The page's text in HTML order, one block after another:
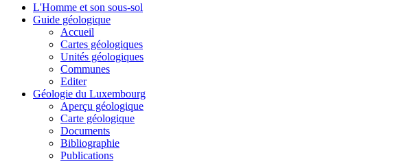
L'Homme et son sous-sol
Guide géologique
Accueil
Cartes géologiques
Unités géologiques
Communes
Editer
Géologie du Luxembourg
Aperçu géologique
Carte géologique
Documents
Bibliographie
Publications